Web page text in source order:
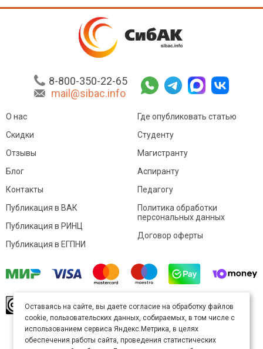
8-800-350-22-65
mail@sibac.info
О нас
Скидки
Отзывы
Блог
Контакты
Где опубликовать статью
Студенту
Магистранту
Аспиранту
Педагогу
Публикация в ВАК
Публикация в РИНЦ
Публикация в ЕГПНИ
Политика обработки
персональных данных
Договор оферты
произведение доступно полицензии Creative
Commons «Attribution» («Атрибуция») 4.0
Непортированная.
Карта сайта
Оставаясь на сайте, вы даете согласие на обработку файлов
cookie, пользовательских данных, собираемых, в том числе с
использованием сервиса Яндекс.Метрика, в целях
обеспечения работы сайта, проведения статистических